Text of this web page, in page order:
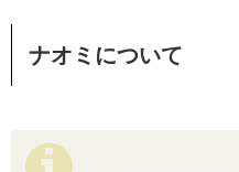
ナオミについて